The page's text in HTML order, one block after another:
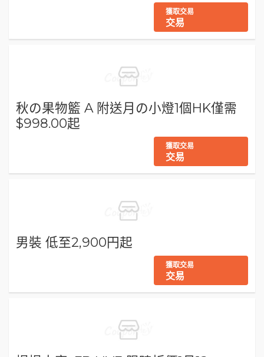
獲取交易
交易
秋の果物籃 A 附送月の小燈1個HK僅需
$998.00起
獲取交易
交易
男裝 低至2,900円起
獲取交易
交易